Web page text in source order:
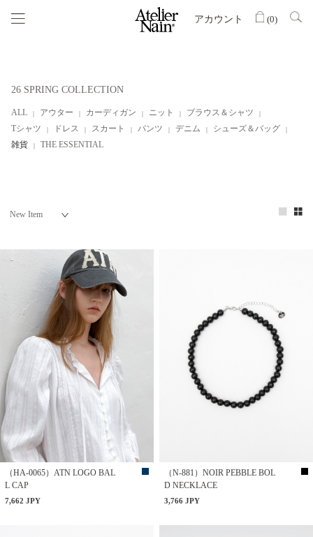
アカウント (0)
26 SPRING COLLECTION
ALL アウター カーディガン ニット
ブラウス＆シャツ
Tシャツ
ドレス スカート パンツ デニム
シューズ＆バッグ
雑貨
THE ESSENTIAL
（HA-0065）ATN LOGO BAL
L CAP
7,662 JPY
（N-881）NOIR PEBBLE BOL
D NECKLACE
3,766 JPY